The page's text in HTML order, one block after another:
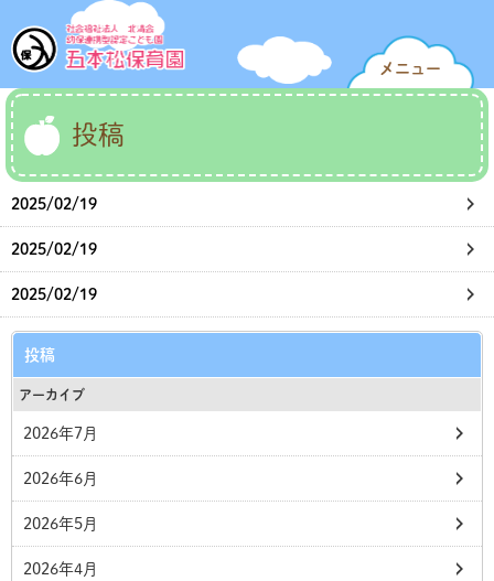
メニュー
投稿
2025/02/19
2025/02/19
2025/02/19
投稿
アーカイブ
2026年7月
2026年6月
2026年5月
2026年4月